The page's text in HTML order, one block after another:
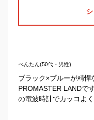
べんたん(50代・男性)
ブラック×ブルーが精悍
PROMASTER LANDで
の電波時計でカッコよ